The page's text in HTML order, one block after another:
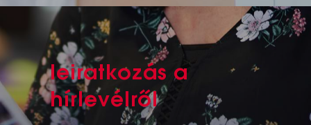
leiratkozás a
hírlevélről